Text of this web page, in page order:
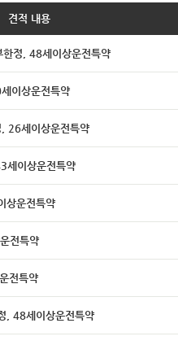
견적 내용
정, 48세이상운전특약
이상운전특약
26세이상운전특약
세이상운전특약
상운전특약
전특약
전특약
, 48세이상운전특약